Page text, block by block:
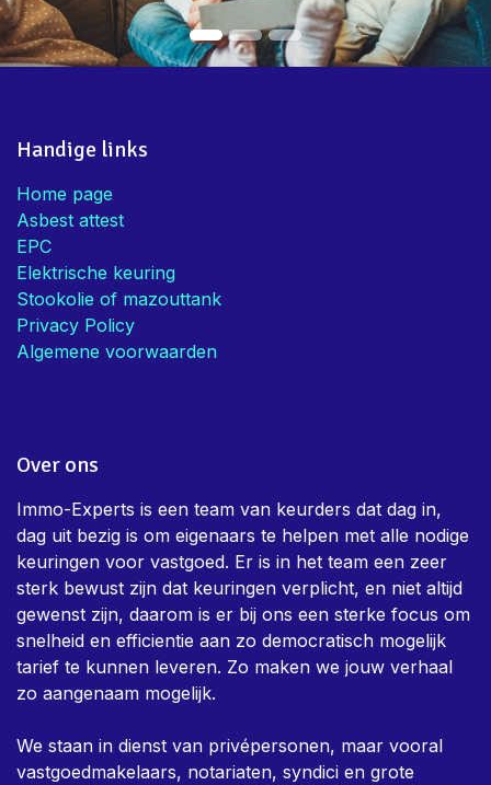
Handige links
Home page
Asbest attest
EPC
Elektrische keuring
Stookolie of mazouttank
Privacy Policy
Algemene voorwaarden
Over ons
Immo-Experts is een team van keurders dat dag in,
dag uit bezig is om eigenaars te helpen met alle nodige
keuringen voor vastgoed. Er is in het team een zeer
sterk bewust zijn dat keuringen verplicht, en niet altijd
gewenst zijn, daarom is er bij ons een sterke focus om
snelheid en efficientie aan zo democratisch mogelijk
tarief te kunnen leveren. Zo maken we jouw verhaal
zo aangenaam mogelijk.
We staan in dienst van privépersonen, maar vooral
vastgoedmakelaars, notariaten, syndici en grote